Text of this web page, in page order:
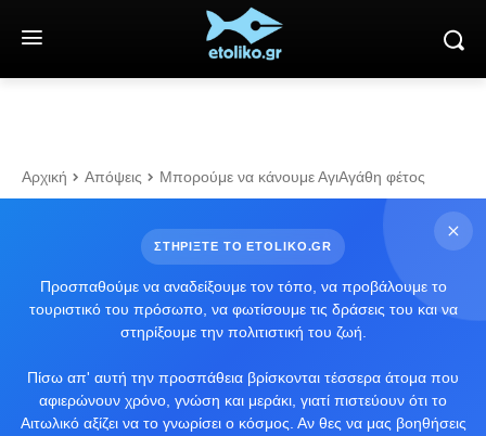
Αρχική Απόψεις Μπορούμε να κάνουμε ΑγιΑγάθη φέτος
ΣΤΗΡΙΞΤΕ ΤΟ ETOLIKO.GR
Προσπαθούμε να αναδείξουμε τον τόπο, να προβάλουμε το
τουριστικό του πρόσωπο, να φωτίσουμε τις δράσεις του και να
στηρίξουμε την πολιτιστική του ζωή.
Πίσω απ' αυτή την προσπάθεια βρίσκονται τέσσερα άτομα που
αφιερώνουν χρόνο, γνώση και μεράκι, γιατί πιστεύουν ότι το
Αιτωλικό αξίζει να το γνωρίσει ο κόσμος. Αν θες να μας βοηθήσεις